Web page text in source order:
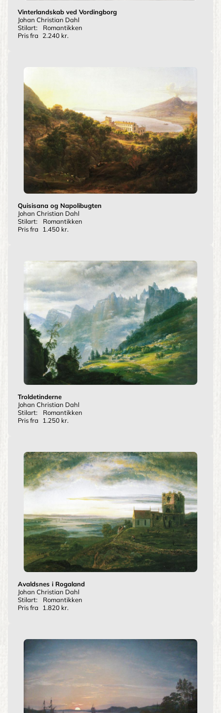
Vinterlandskab ved Vordingborg
Johan Christian Dahl
Stilart:
Romantikken
Pris fra
2.240 kr.
Quisisana og Napolibugten
Johan Christian Dahl
Stilart:
Romantikken
Pris fra
1.450 kr.
Troldetinderne
Johan Christian Dahl
Stilart:
Romantikken
Pris fra
1.250 kr.
Avaldsnes i Rogaland
Johan Christian Dahl
Stilart:
Romantikken
Pris fra
1.820 kr.